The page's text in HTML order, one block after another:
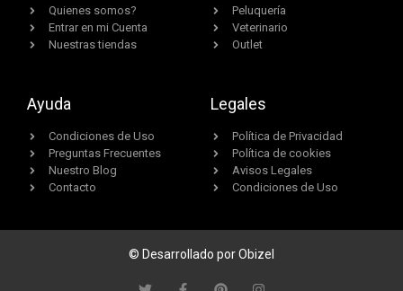
Quienes somos?
Entrar en mi Cuenta
Nuestras tiendas
Peluquería
Veterinario
Outlet
Ayuda
Condiciones de Uso
Preguntas Frecuentes
Nuestro Blog
Contacto
Legales
Política de Privacidad
Política de cookies
Avisos Legales
Condiciones de Uso
© Desarrollado por Obizel